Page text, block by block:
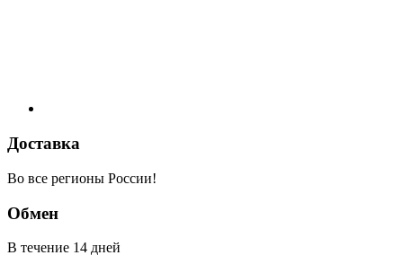
Доставка
Во все регионы России!
Обмен
В течение 14 дней